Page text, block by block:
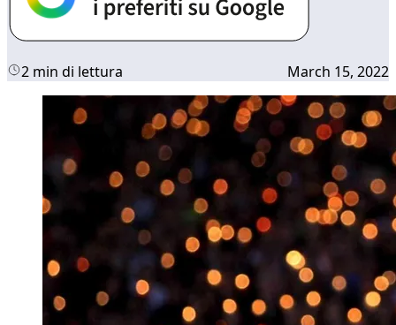
2 min di lettura March 15, 2022